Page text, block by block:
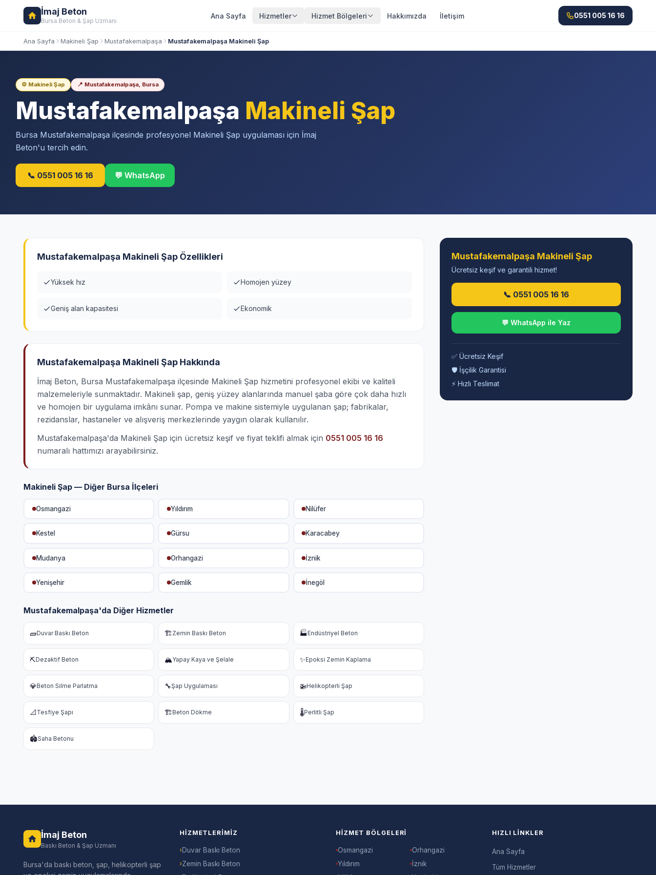
İmaj Beton
Bursa Beton & Şap Uzmanı
Ana Sayfa Hizmetler Hizmet Bölgeleri Hakkımızda İletişim 0551 005 16 16
Ana Sayfa Makineli Şap Mustafakemalpaşa Mustafakemalpaşa Makineli Şap
⚙️ Makineli Şap 📍 Mustafakemalpaşa, Bursa
Mustafakemalpaşa Makineli Şap
Bursa Mustafakemalpaşa ilçesinde profesyonel Makineli Şap uygulaması için İmaj
Beton'u tercih edin.
📞 0551 005 16 16 💬 WhatsApp
Mustafakemalpaşa Makineli Şap Özellikleri
Yüksek hız Homojen yüzey
Geniş alan kapasitesi Ekonomik
Mustafakemalpaşa Makineli Şap Hakkında
İmaj Beton, Bursa Mustafakemalpaşa ilçesinde Makineli Şap hizmetini profesyonel ekibi ve kaliteli
malzemeleriyle sunmaktadır. Makineli şap, geniş yüzey alanlarında manuel şaba göre çok daha hızlı
ve homojen bir uygulama imkânı sunar. Pompa ve makine sistemiyle uygulanan şap; fabrikalar,
rezidanslar, hastaneler ve alışveriş merkezlerinde yaygın olarak kullanılır.
Mustafakemalpaşa'da Makineli Şap için ücretsiz keşif ve fiyat teklifi almak için 0551 005 16 16
numaralı hattımızı arayabilirsiniz.
Makineli Şap — Diğer Bursa İlçeleri
Osmangazi Yıldırım Nilüfer
Kestel Gürsu Karacabey
Mudanya Orhangazi İznik
Yenişehir Gemlik İnegöl
Mustafakemalpaşa'da Diğer Hizmetler
🧱Duvar Baskı Beton 🏗️Zemin Baskı Beton 🏭Endüstriyel Beton
⛏️Dezaktif Beton 🏔️Yapay Kaya ve Şelale ✨Epoksi Zemin Kaplama
💎Beton Silme Parlatma 🔧Şap Uygulaması 🚁Helikopterli Şap
📐Tesfiye Şapı 🏗️Beton Dökme 🌡️Perlitli Şap
🏟️Saha Betonu
Mustafakemalpaşa Makineli Şap
Ücretsiz keşif ve garantili hizmet!
📞 0551 005 16 16
💬 WhatsApp ile Yaz
✅ Ücretsiz Keşif
🛡️ İşçilik Garantisi
⚡ Hızlı Teslimat
İmaj Beton
Baskı Beton & Şap Uzmanı
Bursa'da baskı beton, şap, helikopterli şap
HIZMETLERIMIZ
› Duvar Baskı Beton
›Zemin Baskı Beton
HIZMET BÖLGELERI
Osmangazi
Yıldırım
Orhangazi
İznik
HIZLI LINKLER
Ana Sayfa
Tüm Hizmetler